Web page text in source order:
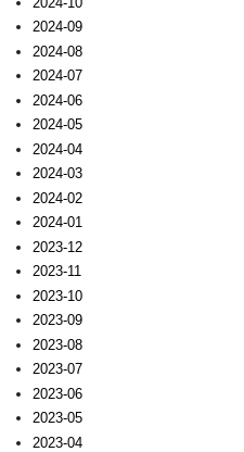
2024-09
2024-08
2024-07
2024-06
2024-05
2024-04
2024-03
2024-02
2024-01
2023-12
2023-11
2023-10
2023-09
2023-08
2023-07
2023-06
2023-05
2023-04